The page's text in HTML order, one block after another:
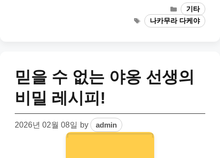
Categories
기타
Tags나카무라 다케야
믿을 수 없는 야옹 선생의
비밀 레시피!
2026년 02월 08일 by admin